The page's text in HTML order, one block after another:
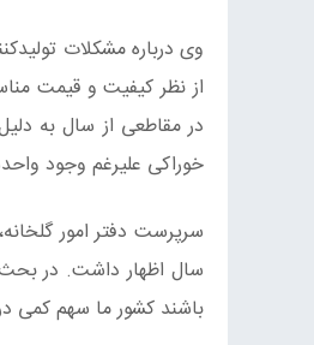
وی درباره مشکلات
از نظر کیفیت و قیمت
در مقاطعی از سال به
خوراکی علیرغم وجود
سال اظهار داشت. در بحث
باشند کشور ما سهم کمی